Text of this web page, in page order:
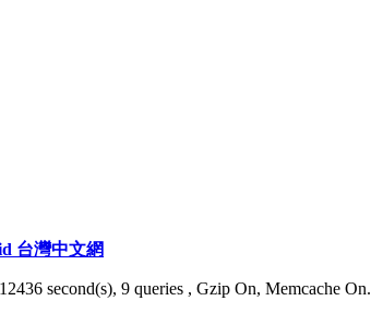
台灣中文網
second(s), 9 queries , Gzip On, Memcache On.